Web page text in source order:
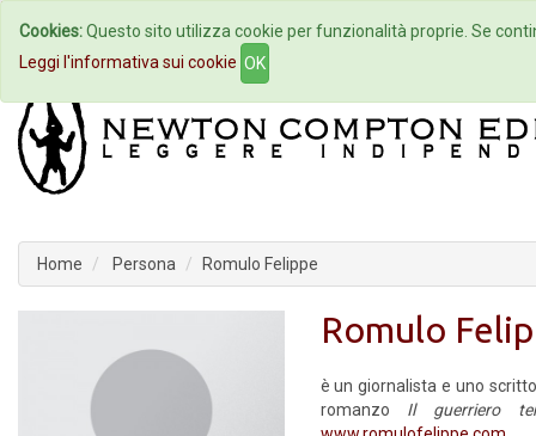
Home Autori Eventi
Home Persona Romulo Felippe
Romulo
è un giornalista e uno
romanzo Il guerriero
Cookies:Questo sito utilizza cookie per funzionalità proprie. Se
Leggi l'informativa sui cookie OK